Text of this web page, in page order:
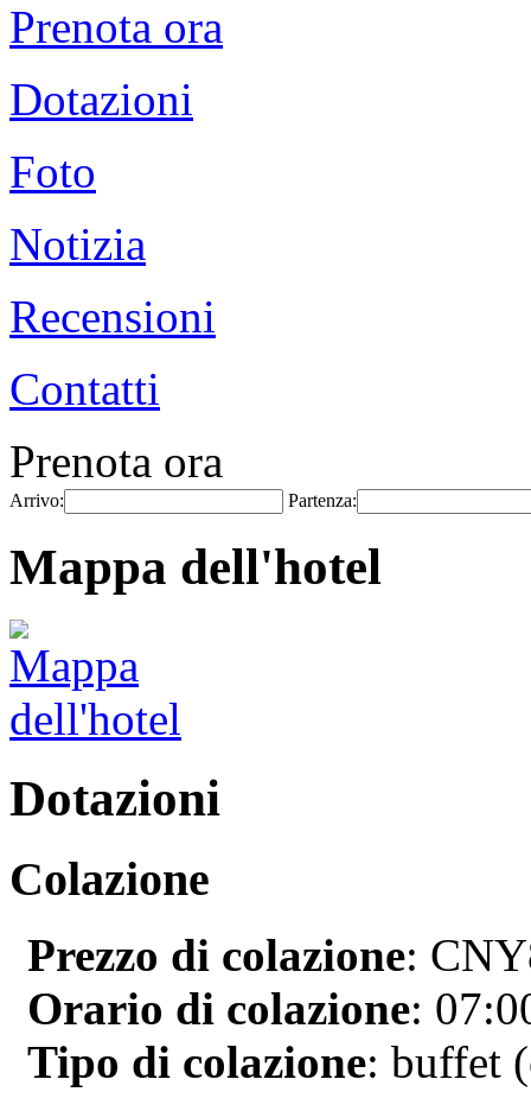
Prenota ora
Dotazioni
Foto
Notizia
Recensioni
Contatti
Prenota ora
Arrivo: Partenza:
Mappa dell'hotel
Dotazioni
Colazione
Prezzo di colazione:
Orario di colazione:
Tipo di colazione: buffet